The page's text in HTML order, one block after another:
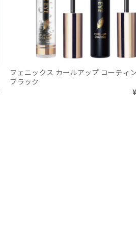
フェニックス カールアップ コーティ
ブラック